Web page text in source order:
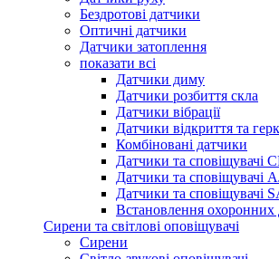
Бездротові датчики
Оптичні датчики
Датчики затоплення
показати всі
Датчики диму
Датчики розбиття скла
Датчики вібрації
Датчики відкриття та
Комбіновані датчики
Датчики та сповіщувачі
Датчики та сповіщувачі
Датчики та сповіщувачі
Встановлення охоронних
Сирени та світлові оповіщувачі
Сирени